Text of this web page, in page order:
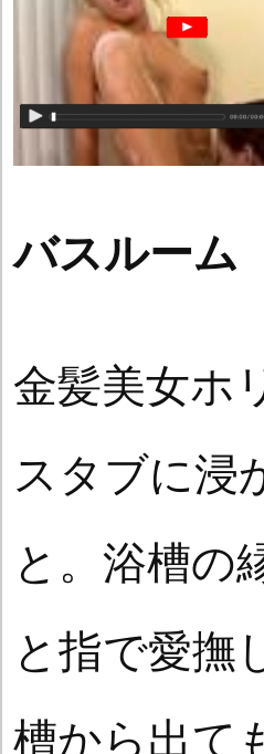
バスルー
金髪美女ホ
スタブに浸
と。浴槽の
と指で愛撫
槽から出て